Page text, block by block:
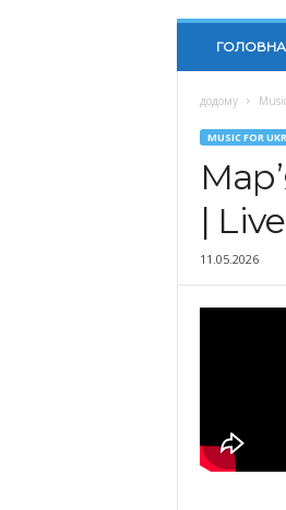
ГОЛОВНА
додому
MUSIC FOR
|
11.05.2026